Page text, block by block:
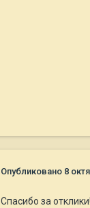
Опубликовано 8
Спасибо за